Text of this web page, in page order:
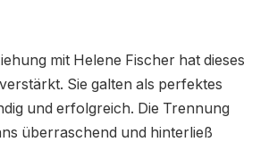
mit Helene Fischer hat dieses
Sie galten als perfektes
und erfolgreich. Die Trennung
überraschend und hinterließ